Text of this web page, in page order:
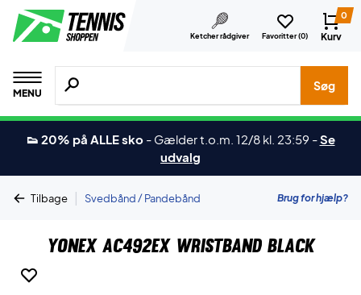
Ketcher rådgiver Favoritter (0)
0
Kurv
MENU
Søg efter produkter, mærker etc.
Søg
👟 20% på ALLE sko - Gælder t.o.m. 12/8 kl. 23:59 -Se
udvalg
Tilbage | Svedbånd / Pandebånd Brug for hjælp?
Yonex AC492EX Wristband Black